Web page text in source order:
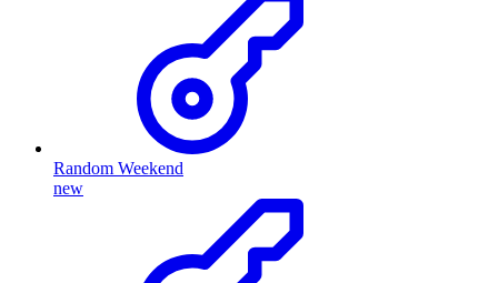
Random Weekend
new